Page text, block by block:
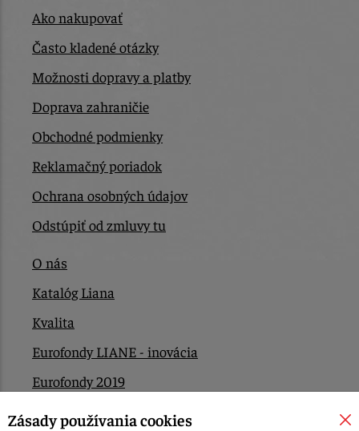
Ako nakupovať
Často kladené otázky
Možnosti dopravy a platby
Doprava zahraničie
Obchodné podmienky
Reklamačný poriadok
Ochrana osobných údajov
Odstúpiť od zmluvy tu
O nás
Katalóg Liana
Kvalita
Eurofondy LIANE - inovácia
Eurofondy 2019
Eurofondy 2022/2023
Zásady používania cookies